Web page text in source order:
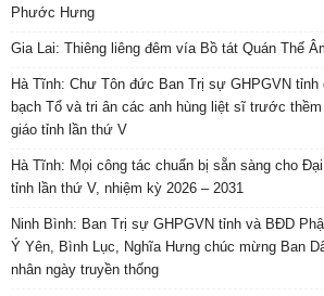
Phước Hưng
Gia Lai: Thiêng liêng đêm vía Bồ tát Quán Thế
Hà Tĩnh: Chư Tôn đức Ban Trị sự GHPGVN
bạch Tổ và tri ân các anh hùng liệt sĩ trước
giáo tỉnh lần thứ V
Hà Tĩnh: Mọi công tác chuẩn bị sẵn sàng cho
tỉnh lần thứ V, nhiệm kỳ 2026 – 2031
Ninh Bình: Ban Trị sự GHPGVN tỉnh và BĐD
Ý Yên, Bình Lục, Nghĩa Hưng chúc mừng Ban
nhân ngày truyền thống